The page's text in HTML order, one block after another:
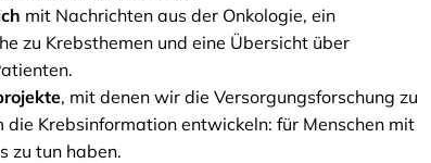
mit Nachrichten aus der Onkologie, ein
zu Krebsthemen und eine Übersicht über
, mit denen wir die Versorgungsforschung zu
Krebsinformation entwickeln: für Menschen mit
zu tun haben.